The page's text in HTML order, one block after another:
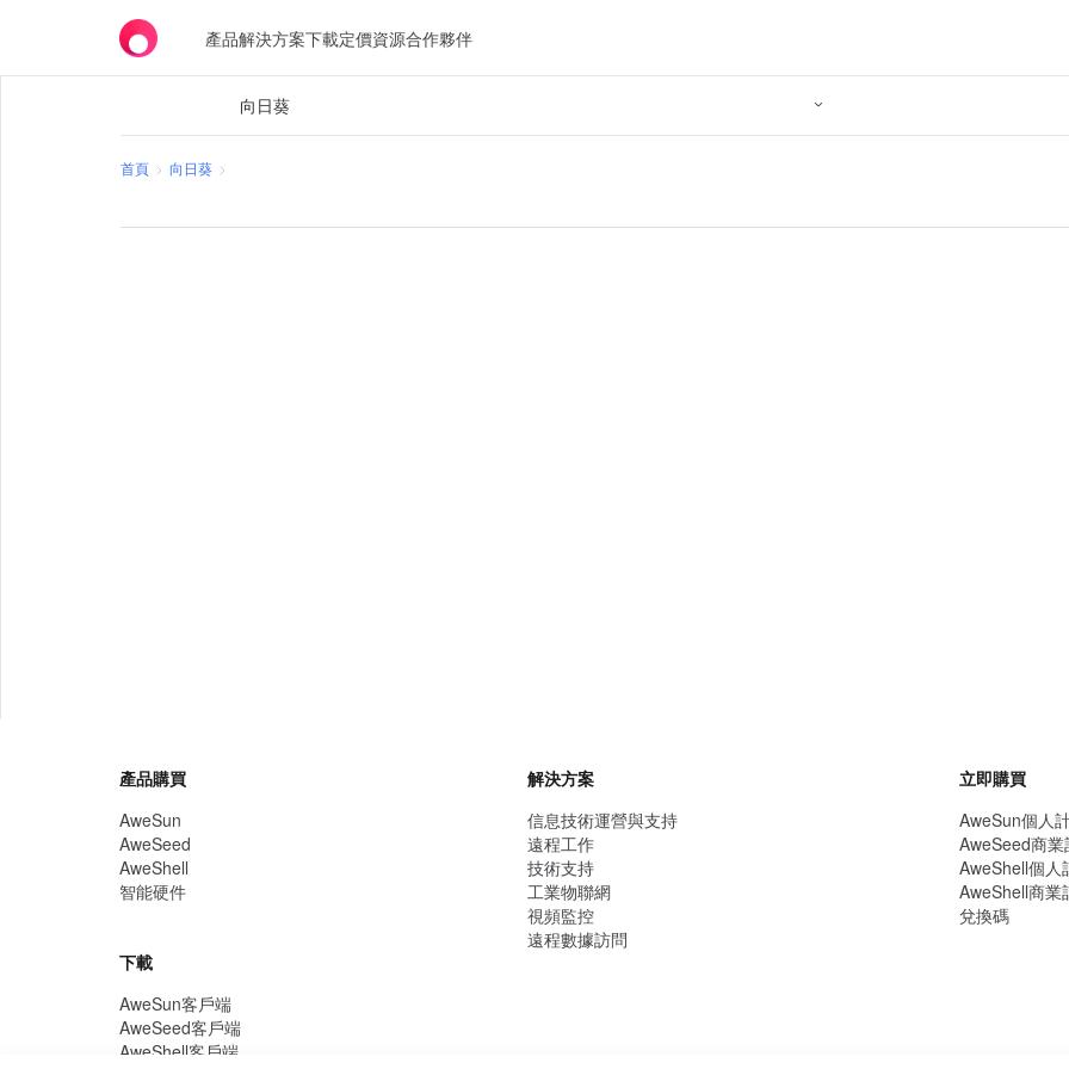
產品解決方案下載定價資源合作夥伴
向日葵 
首頁 向日葵
產品購買
AweSun
AweSeed
AweShell
智能硬件
下載
AweSun客戶端
AweSeed客戶端
AweShell客戶端
解決方案
信息技術運營與支持
遠程工作
技術支持
工業物聯網
視頻監控
遠程數據訪問
立即購買
AweSun個人
AweSeed商業
AweShell個人
AweShell商業
兌換碼